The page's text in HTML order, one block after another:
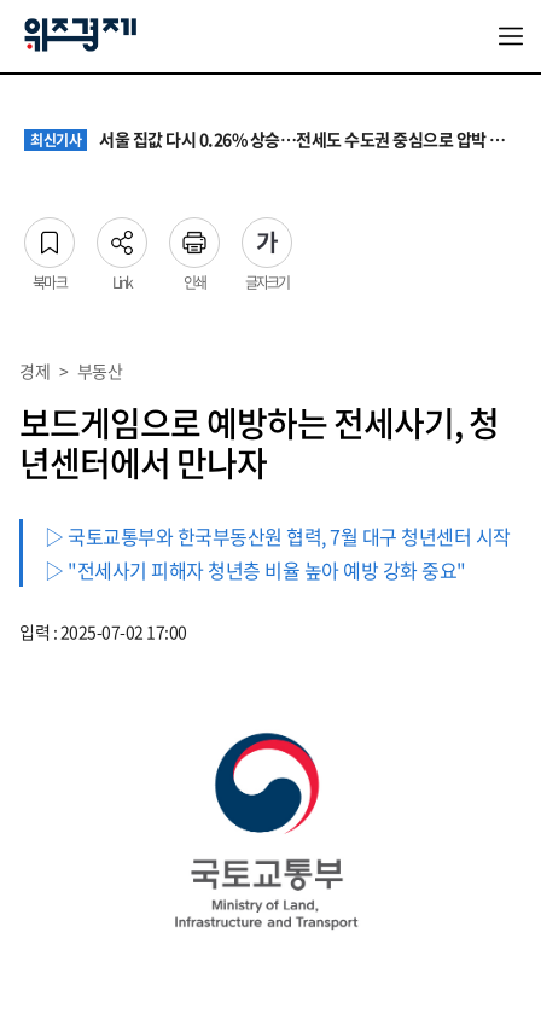
최신기사 서울 집값 다시 0.26% 상승…전세도 수도권 중심으로 압박 커져
최신기사 원·하청 교섭 갈등에 안전 지원 위축까지… 노란봉투법 불확실성 해법은
최신기사 청소년 혐오 표현, '처벌과 낙인'에서 '교양과 상식'으로
북마크 Link 인쇄 글자크기
경제 > 부동산
보드게임으로 예방하는 전세사기, 청
년센터에서 만나자
▷ 국토교통부와 한국부동산원 협력, 7월 대구 청년센터 시작
▷ "전세사기 피해자 청년층 비율 높아 예방 강화 중요"
입력 : 2025-07-02 17:00